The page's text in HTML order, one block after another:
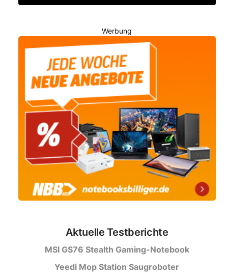
Werbung
Aktuelle Testberichte
MSI GS76 Stealth Gaming-Notebook
Yeedi Mop Station Saugroboter